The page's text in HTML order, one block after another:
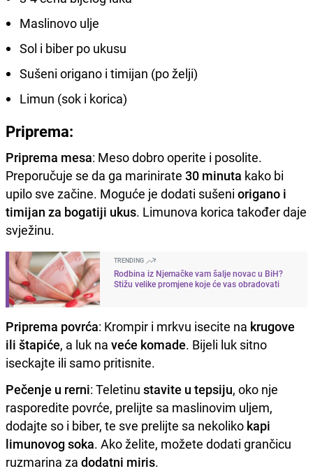
Maslinovo ulje
Sol i biber po ukusu
Sušeni origano i timijan (po želji)
Limun (sok i korica)
Priprema:
Priprema mesa: Meso dobro operite i posolite.
Preporučuje se da ga marinirate 30 minuta kako bi
upilo sve začine. Moguće je dodati sušeni origano i
timijan za bogatiji ukus. Limunova korica također daje
svježinu.
TRENDING
Rodbina iz Njemačke vam šalje novac u BiH?
Stižu velike promjene koje će vas obradovati
Priprema povrća: Krompir i mrkvu isecite na krugove
ili štapiće, a luk na veće komade. Bijeli luk sitno
iseckajte ili samo pritisnite.
Pečenje u rerni: Teletinu stavite u tepsiju, oko nje
rasporedite povrće, prelijte sa maslinovim uljem,
dodajte so i biber, te sve prelijte sa nekoliko kapi
limunovog soka. Ako želite, možete dodati grančicu
ruzmarina za dodatni miris.